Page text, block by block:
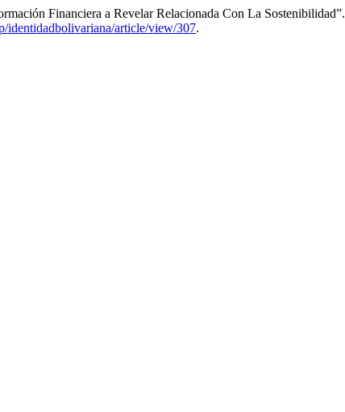
Financiera a Revelar Relacionada Con La Sostenibilidad”.
identidadbolivariana/article/view/307.